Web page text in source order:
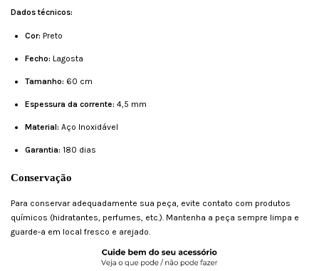
Dados técnicos:
Cor: Preto
Fecho: Lagosta
Tamanho: 60 cm
Espessura da corrente: 4,5 mm
Material: Aço Inoxidável
Garantia: 180 dias
Conservação
Para conservar adequadamente sua peça, evite contato com produtos
químicos (hidratantes, perfumes, etc.). Mantenha a peça sempre limpa e
guarde-a em local fresco e arejado.